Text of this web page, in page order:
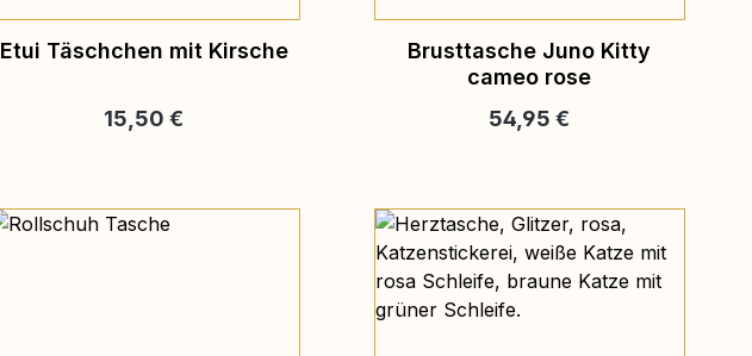
Etui Täschchen mit Kirsche
Regulärer Preis:
15,50 €
Brusttasche Juno Kitty
cameo rose
Regulärer Preis:
54,95 €